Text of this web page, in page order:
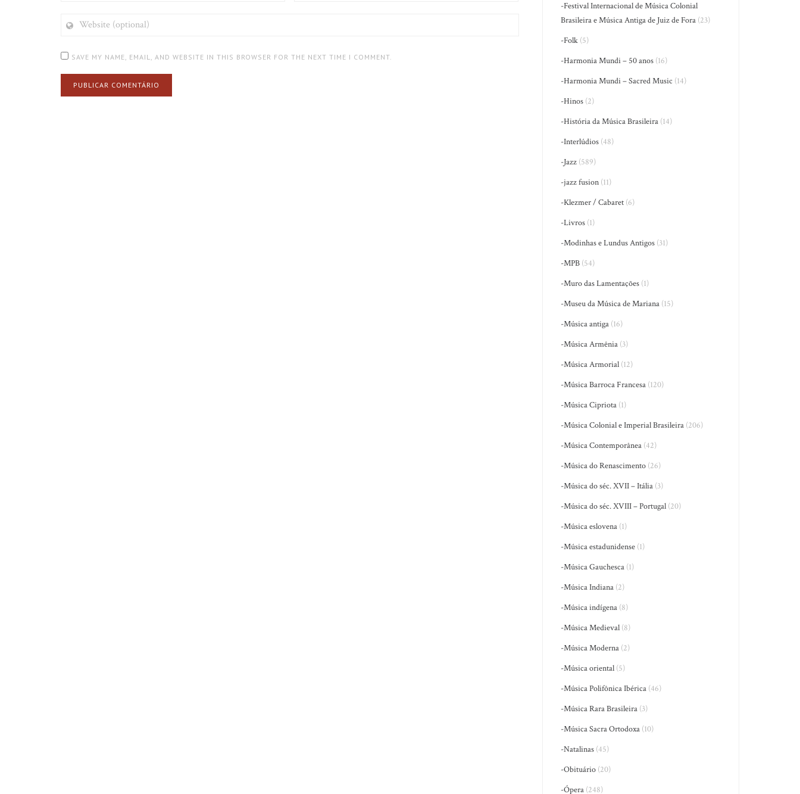
(OPTIONAL)
SAVE MY NAME, EMAIL, AND WEBSITE IN THIS BROWSER FOR THE NEXT TIME I COMMENT.
-Festival Internacional de Música Colonial
Brasileira e Música Antiga de Juiz de Fora (23)
-Folk (5)
-Harmonia Mundi – 50 anos (16)
-Harmonia Mundi – Sacred Music (14)
-Hinos (2)
-História da Música Brasileira (14)
-Interlúdios (48)
-Jazz (589)
-jazz fusion (11)
-Klezmer / Cabaret (6)
-Livros (1)
-Modinhas e Lundus Antigos (31)
-MPB (54)
-Muro das Lamentações (1)
-Museu da Música de Mariana (15)
-Música antiga (16)
-Música Armênia (3)
-Música Armorial (12)
-Música Barroca Francesa (120)
-Música Cipriota (1)
-Música Colonial e Imperial Brasileira (206)
-Música Contemporânea (42)
-Música do Renascimento (26)
-Música do séc. XVII – Itália (3)
-Música do séc. XVIII – Portugal (20)
-Música eslovena (1)
-Música estadunidense (1)
-Música Gauchesca (1)
-Música Indiana (2)
-Música indígena (8)
-Música Medieval (8)
-Música Moderna (2)
-Música oriental (5)
-Música Polifônica Ibérica (46)
-Música Rara Brasileira (3)
-Música Sacra Ortodoxa (10)
-Natalinas (45)
-Obituário (20)
-Ópera (248)